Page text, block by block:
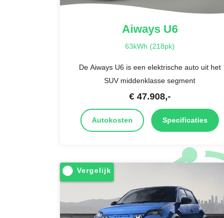
AiwaysU6
63kWh (218pk)
De Aiways U6 is een elektrische auto uit het
SUV middenklasse segment
€ 47.908,-
Autokosten Specificaties
Vergelijk